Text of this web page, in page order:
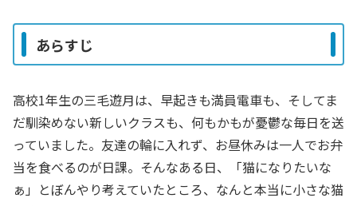
あらすじ
高校1年生の三毛遊月は、早起きも満員電車も、そしてま
だ馴染めない新しいクラスも、何もかもが憂鬱な毎日を送
っていました。友達の輪に入れず、お昼休みは一人でお弁
当を食べるのが日課。そんなある日、「猫になりたいな
ぁ」とぼんやり考えていたところ、なんと本当に小さな猫